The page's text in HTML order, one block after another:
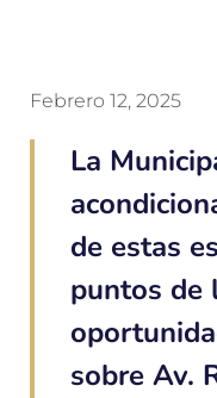
Febrero 12, 2025
La
de estas
puntos de
sobre Av.